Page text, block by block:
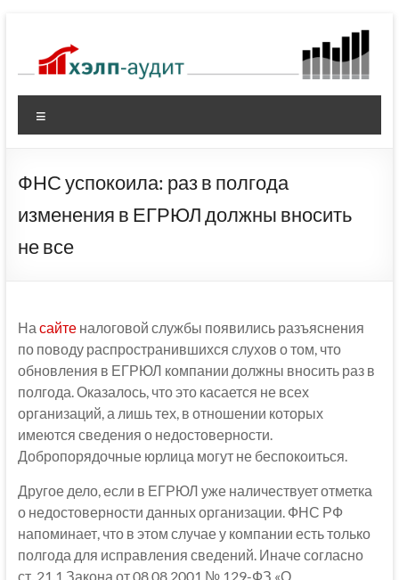
содержимому
ФНС успокоила: раз в полгода
изменения в ЕГРЮЛ должны вносить
не все
На сайтеналоговой службы появились разъяснения
по поводу распространившихся слухов о том, что
обновления в ЕГРЮЛ компании должны вносить раз в
полгода. Оказалось, что это касается не всех
организаций, а лишь тех, в отношении которых
имеются сведения о недостоверности.
Добропорядочные юрлица могут не беспокоиться.
Другое дело, если в ЕГРЮЛ уже наличествует отметка
о недостоверности данных организации. ФНС РФ
напоминает, что в этом случае у компании есть только
полгода для исправления сведений. Иначе согласно
ст. 21.1 Закона от 08.08.2001 № 129-ФЗ «О